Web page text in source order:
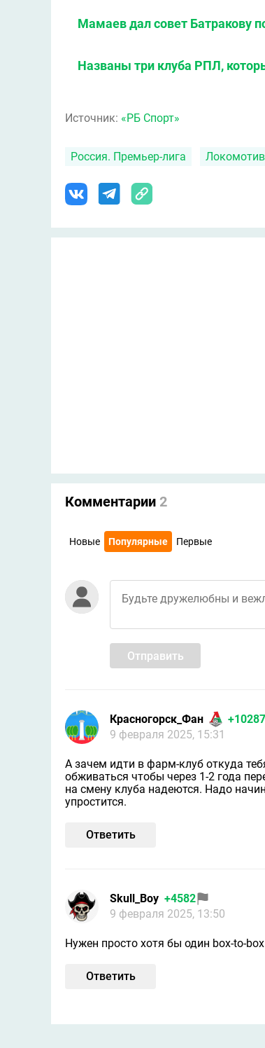
Мамаев дал совет Батракову
Названы три клуба РПЛ,
Источник: «РБ Спорт»
Россия. Премьер-лига Локомотив
Комментарии 2
Новые Популярные Первые
Отправить
Красногорск_Фан
+10287
9 февраля 2025, 15:31
А зачем идти в фарм-клуб откуда
обживаться чтобы через 1-2 года
на смену клуба надеются. Надо
упростится.
Ответить
Skull_Boy +4582
9 февраля 2025, 13:50
Нужен просто хотя бы один box-to-box
Ответить